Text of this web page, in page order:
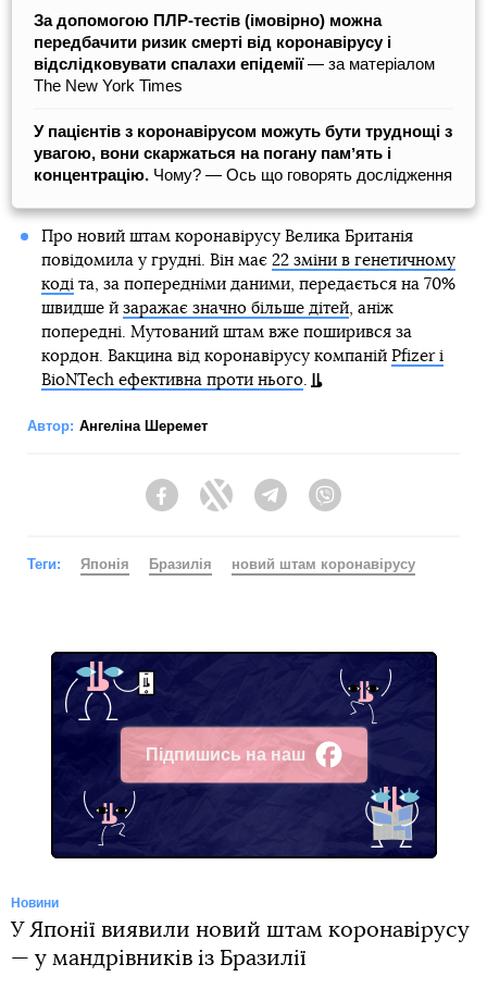
За допомогою ПЛР-тестів (імовірно) можна
передбачити ризик смерті від коронавірусу і
відслідковувати спалахи епідемії― за матеріалом
The New York Times
У пацієнтів з коронавірусом можуть бути труднощі з
увагою, вони скаржаться на погану памʼять і
концентрацію. Чому? — Ось що говорять дослідження
Про новий штам коронавірусу Велика Британія
повідомила у грудні. Він має 22 зміни в генетичному
кодіта, за попередніми даними, передається на 70%
швидше й заражає значно більше дітей, аніж
попередні. Мутований штам вже поширився за
кордон. Вакцина від коронавірусу компаній Pfizer і
BioNTech ефективна проти нього.
Автор: Ангеліна Шеремет
FacebookTwitter Telegram
Теги: Японія Бразилія новий штам коронавірусу
Підпишись на наш
Facebook
Новини
У Японії виявили новий штам коронавірусу
— у мандрівників із Бразилії